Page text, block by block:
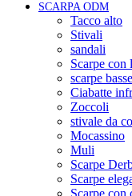
SCARPA ODM
Tacco alto
Stivali
sandali
Scarpe con
scarpe basse
Ciabatte
Zoccoli
stivale da
Mocassino
Muli
Scarpe
Scarpe
Scarpe